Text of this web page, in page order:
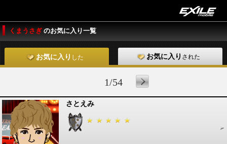
くまうさぎ のお気に入り一覧
お気に入り した お気に入り された
1/54
さとえみ